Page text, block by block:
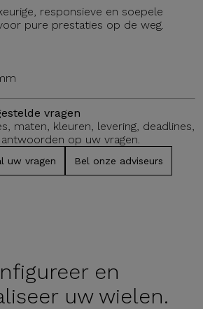
responsieve en soepele
pure prestaties op de weg.
vragen
maten, kleuren, levering, deadlines,
antwoorden op uw vragen.
uw vragen Bel onze adviseurs
en
uw wielen.